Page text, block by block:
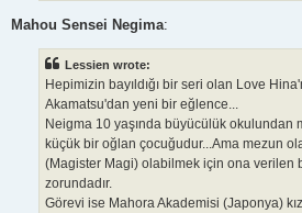
Mahou Sensei Negima:
Lessien wrote:
Hepimizin bayıldığı bir seri olan Love
Akamatsu'dan yeni bir eğlence...
Neigma 10 yaşında büyücülük okulundan
küçük bir oğlan çocuğudur...Ama mezun
(Magister Magi) olabilmek için ona verilen
zorundadır.
Görevi ise Mahora Akademisi (Japonya)